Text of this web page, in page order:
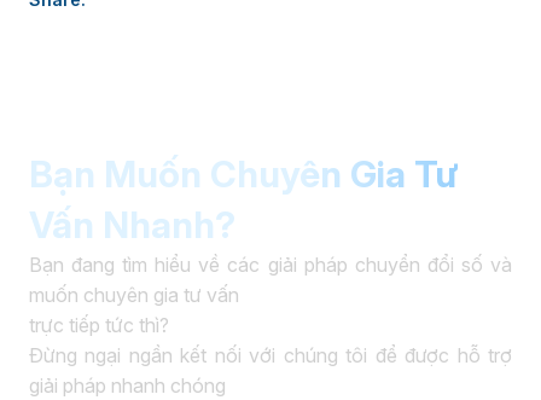
Bạn Muốn Chuyên Gia Tư
Vấn Nhanh?
Bạn đang tìm hiểu về các giải pháp chuyển đổi số và
muốn chuyên gia tư vấn
trực tiếp tức thì?
Đừng ngại ngần kết nối với chúng tôi để được hỗ trợ
giải pháp nhanh chóng